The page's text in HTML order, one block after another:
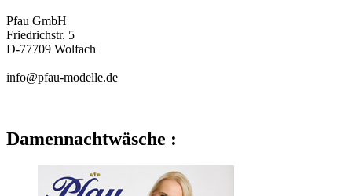
Pfau GmbH
Friedrichstr. 5
D-77709 Wolfach
info@pfau-modelle.de
Damennachtwäsche :